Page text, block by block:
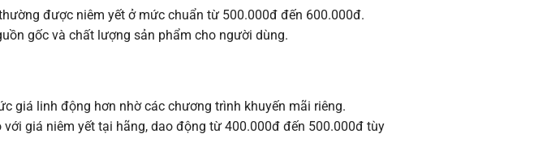
được niêm yết ở mức chuẩn từ 500.000đ đến 600.000đ.
gốc và chất lượng sản phẩm cho người dùng.
giá linh động hơn nhờ các chương trình khuyến mãi riêng.
giá niêm yết tại hãng, dao động từ 400.000đ đến 500.000đ tùy